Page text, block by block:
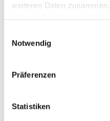
weiteren Daten
Notwendig
Präferenzen
Statistiken